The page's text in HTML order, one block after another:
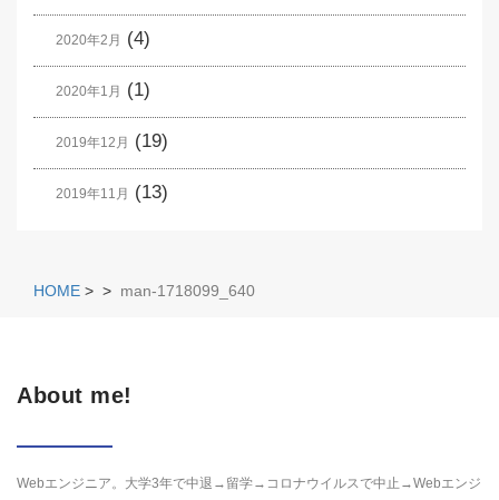
2020年2月 (4)
2020年1月 (1)
2019年12月 (19)
2019年11月 (13)
HOME > > man-1718099_640
About me!
Webエンジニア。大学3年で中退→留学→コロナウイルスで中止→Webエンジ